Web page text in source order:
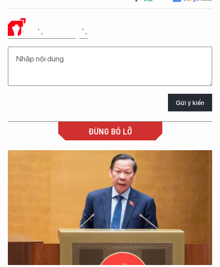
Ý KIẾN CỦA BẠN
Gửi ý kiến
ĐỪNG BỎ LỠ